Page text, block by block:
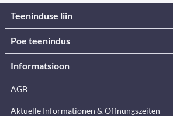
Teeninduse liin
Poe teenindus
Informatsioon
AGB
Aktuelle Informationen & Öffnungszeiten